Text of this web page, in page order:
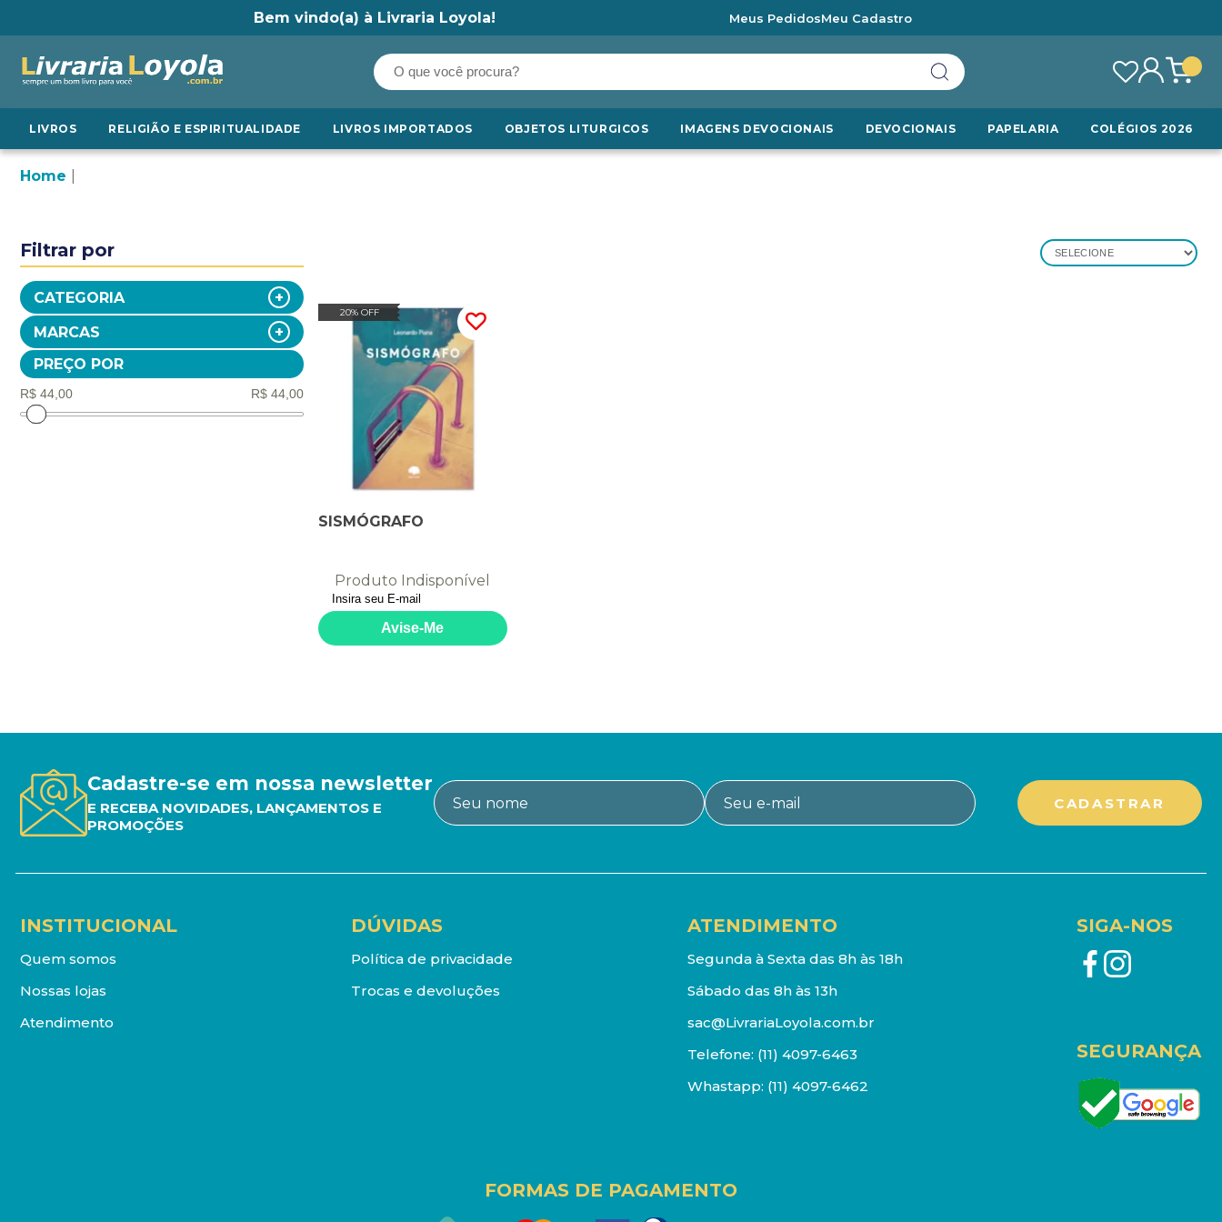
Bem vindo(a) à Livraria Loyola! Meus PedidosMeu Cadastro
LIVROS RELIGIÃO E ESPIRITUALIDADE LIVROS IMPORTADOS OBJETOS LITURGICOS IMAGENS DEVOCIONAIS DEVOCIONAIS PAPELARIA COLÉGIOS 2026
Home
Filtrar por
CATEGORIA
MARCAS
PREÇO POR
SELECIONE
20% OFF
SISMÓGRAFO
Produto Indisponível
Cadastre-se em nossa newsletter
E RECEBA NOVIDADES, LANÇAMENTOS E
PROMOÇÕES
INSTITUCIONAL
Quem somos
Nossas lojas
Atendimento
DÚVIDAS
Política de privacidade
Trocas e devoluções
ATENDIMENTO
Segunda à Sexta das 8h às 18h
Sábado das 8h às 13h
sac@LivrariaLoyola.com.br
Telefone: (11) 4097-6463
Whastapp: (11) 4097-6462
SIGA-NOS
SEGURANÇA
FORMAS DE PAGAMENTO